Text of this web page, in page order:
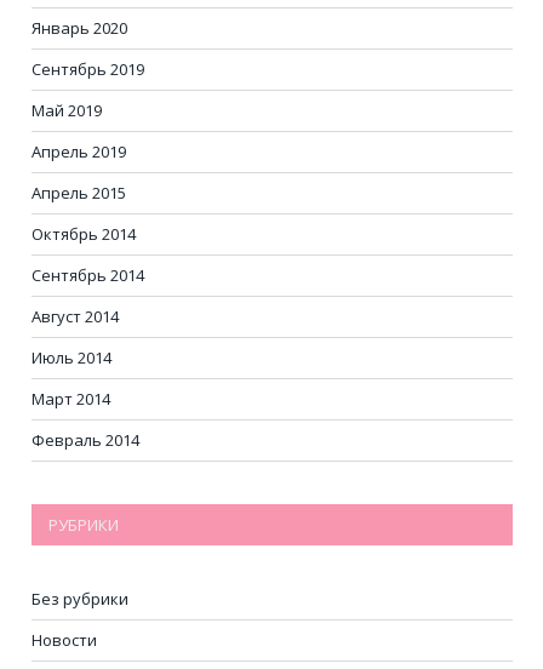
Январь 2020
Сентябрь 2019
Май 2019
Апрель 2019
Апрель 2015
Октябрь 2014
Сентябрь 2014
Август 2014
Июль 2014
Март 2014
Февраль 2014
РУБРИКИ
Без рубрики
Новости